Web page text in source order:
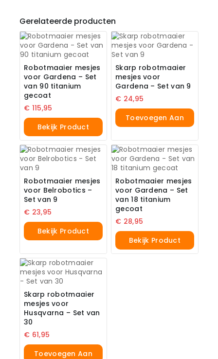
Gerelateerde producten
Robotmaaier mesjes
voor Gardena – Set
van 90 titanium
gecoat
€ 115,95
Bekijk Product
Skarp robotmaaier
mesjes voor
Gardena – Set van 9
€ 24,95
Toevoegen Aan
Robotmaaier mesjes
voor Belrobotics –
Set van 9
€ 23,95
Bekijk Product
Robotmaaier mesjes
voor Gardena – Set
van 18 titanium
gecoat
€ 28,95
Bekijk Product
Skarp robotmaaier
mesjes voor
Husqvarna – Set van
30
€ 61,95
Toevoegen Aan